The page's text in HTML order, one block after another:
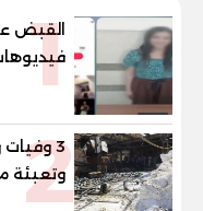
1
القبض
2
وتعبئة